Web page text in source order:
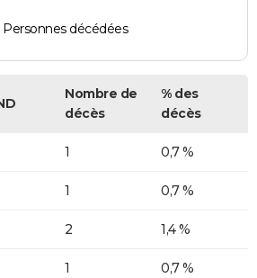
Personnes décédées
Nombre de
décès
% des
décès
1 0,7 %
1 0,7 %
2 1,4 %
1 0,7 %